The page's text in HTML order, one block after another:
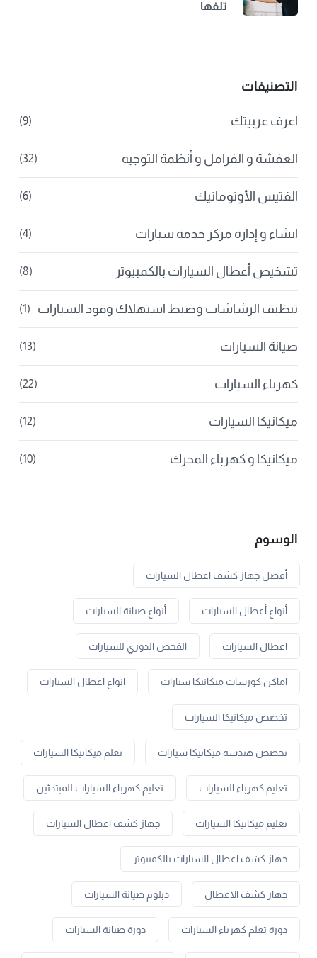
تلفها
التصنيفات
اعرف عربيتك (9)
العفشة و الفرامل و أنظمة التوجيه (32)
الفتيس الأوتوماتيك (6)
انشاء و إدارة مركز خدمة سيارات (4)
تشخيص أعطال السيارات بالكمبيوتر (8)
تنظيف الرشاشات وضبط استهلاك وقود السيارات (1)
صيانة السيارات (13)
كهرباء السيارات (22)
ميكانيكا السيارات (12)
ميكانيكا و كهرباء المحرك (10)
الوسوم
أفضل جهاز كشف اعطال السيارات
أنواع أعطال السيارات أنواع صيانة السيارات
اعطال السيارات الفحص الدوري للسيارات
اماكن كورسات ميكانيكا سيارات انواع اعطال السيارات
تخصص ميكانيكا السيارات
تخصص هندسة ميكانيكا سيارات تعلم ميكانيكا السيارات
تعليم كهرباء السيارات تعليم كهرباء السيارات للمبتدئين
تعليم ميكانيكا السيارات جهاز كشف اعطال السيارات
جهاز كشف اعطال السيارات بالكمبيوتر
جهاز كشف الاعطال دبلوم صيانة السيارات
دورة تعلم كهرباء السيارات دورة صيانة السيارات